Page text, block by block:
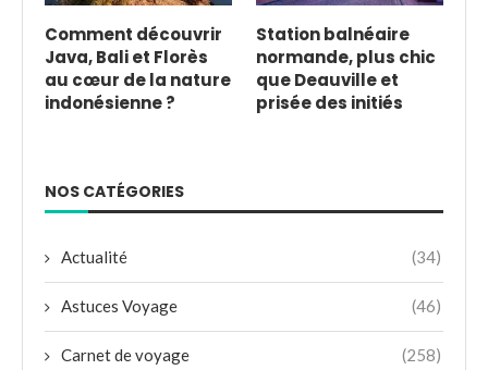
Comment découvrir
Java, Bali et Florès
au cœur de la nature
indonésienne ?
Station balnéaire
normande, plus chic
que Deauville et
prisée des initiés
NOS CATÉGORIES
Actualité (34)
Astuces Voyage (46)
Carnet de voyage (258)